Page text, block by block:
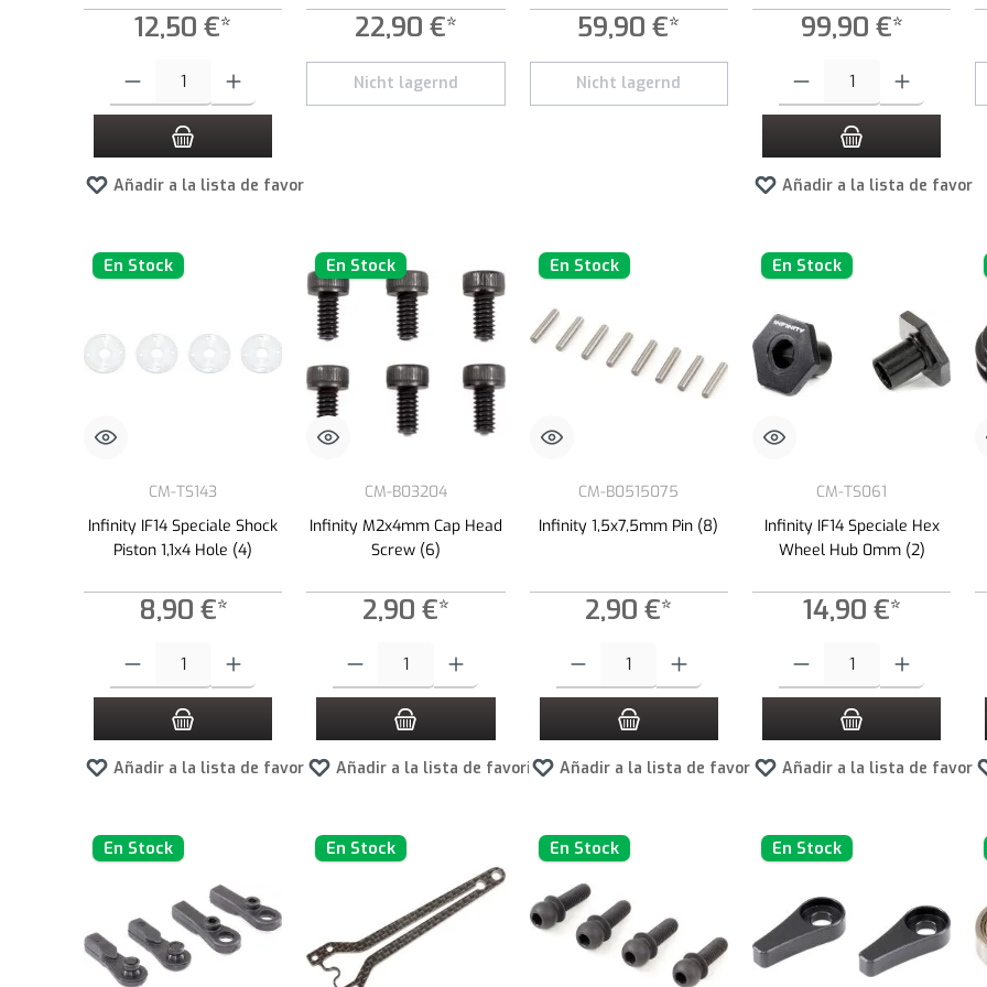
12,50 €*
Cantidad del producto: introduce la cantidad deseada o usa los botones para aumentar o disminuir la cantidad.
Añadir a la lista de favoritos
22,90 €*
Nicht lagernd
59,90 €*
Nicht lagernd
99,90 €*
Cantidad del producto: introduce
Añadir a la lista de
En Stock
CM-TS143
Infinity IF14 Speciale Shock
Piston 1,1x4 Hole (4)
8,90 €*
Añadir a la lista de favoritos
En Stock
CM-B03204
Infinity M2x4mm Cap Head
Screw (6)
2,90 €*
Añadir a la lista de favoritos
En Stock
CM-B0515075
Infinity 1,5x7,5mm Pin (8)
2,90 €*
Añadir a la lista de favoritos
En Stock
CM-TS061
Infinity IF14 Speciale Hex
Wheel Hub 0mm (2)
14,90 €*
Añadir a la lista de
En Stock En Stock En Stock En Stock